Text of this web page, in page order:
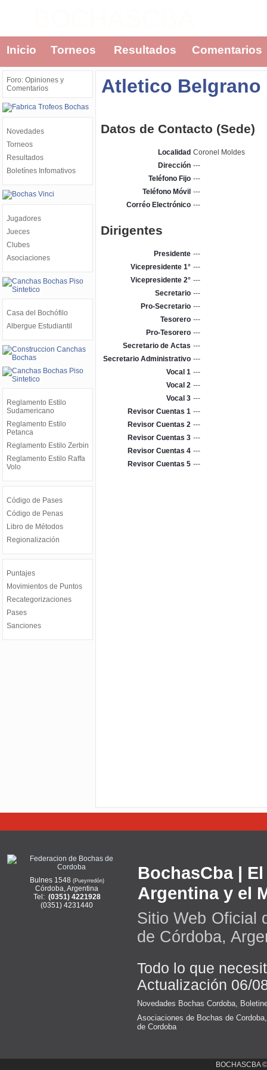
Inicio Torneos Resultados Comentarios
Foro: Opiniones y
Comentarios
Novedades
Torneos
Resultados
Boletínes Infomativos
Jugadores
Jueces
Clubes
Asociaciones
Casa del Bochófilo
Albergue Estudiantil
Reglamento Estilo
Sudamericano
Reglamento Estilo
Petanca
Reglamento Estilo Zerbin
Reglamento Estilo Raffa
Volo
Código de Pases
Código de Penas
Libro de Métodos
Regionalización
Puntajes
Movimientos de Puntos
Recategorizaciones
Pases
Sanciones
Atletico Belgrano
Datos de Contacto (Sede)
Localidad Coronel Moldes
Dirección ---
Teléfono Fijo ---
Teléfono Móvil ---
Corréo Electrónico ---
Dirigentes
Presidente ---
Vicepresidente 1° ---
Vicepresidente 2° ---
Secretario ---
Pro-Secretario ---
Tesorero ---
Pro-Tesorero ---
Secretario de Actas ---
Secretario Administrativo ---
Vocal 1 ---
Vocal 2 ---
Vocal 3 ---
Revisor Cuentas 1 ---
Revisor Cuentas 2 ---
Revisor Cuentas 3 ---
Revisor Cuentas 4 ---
Revisor Cuentas 5 ---
Bulnes 1548 (Pueyrredón)
Córdoba, Argentina
Tel: (0351) 4221928
(0351) 4231440
BochasCba |
Argentina y el
Sitio Web Oficial
de Córdoba,
Todo lo que
Actualización 06/
Novedades Bochas Cordoba
Asociaciones de Bochas de Cordoba
de Cordoba
BOCHASCBA